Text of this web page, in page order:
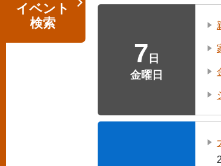
イベント
検索
7 日
金曜日